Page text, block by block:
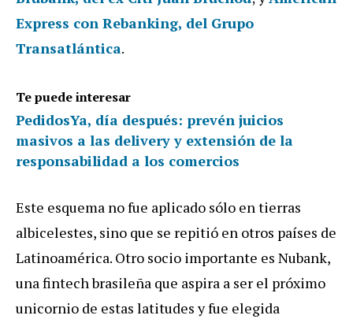
Express con Rebanking, del Grupo
Transatlántica.
Te puede interesar
PedidosYa, día después: prevén juicios
masivos a las delivery y extensión de la
responsabilidad a los comercios
Este esquema nofue aplicado sólo entierras
albicelestes, sino que se repitió en otros países de
Latinoamérica. Otro socio importante es Nubank,
unafintechbrasileña que aspira a ser el próximo
unicornio de estas latitudes yfue elegida